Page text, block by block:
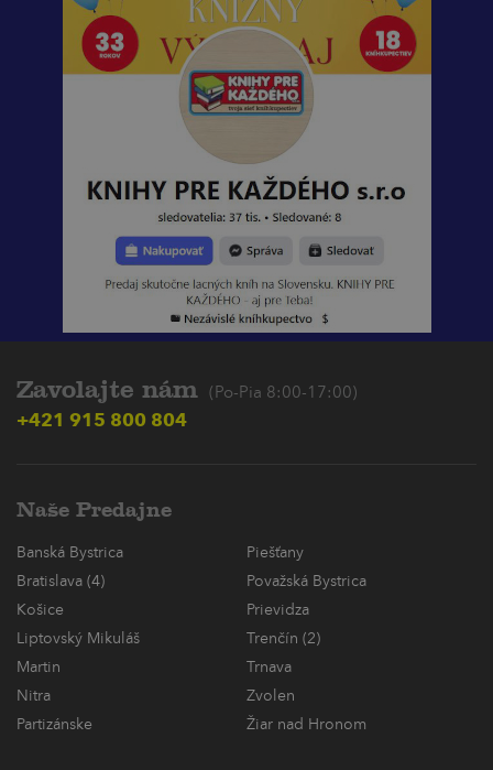
Zavolajte nám (Po-Pia 8:00-17:00)
+421 915 800 804
Naše Predajne
Banská Bystrica
Piešťany
Bratislava (4)
Považská Bystrica
Košice
Prievidza
Liptovský Mikuláš
Trenčín (2)
Martin
Trnava
Nitra
Zvolen
Partizánske
Žiar nad Hronom